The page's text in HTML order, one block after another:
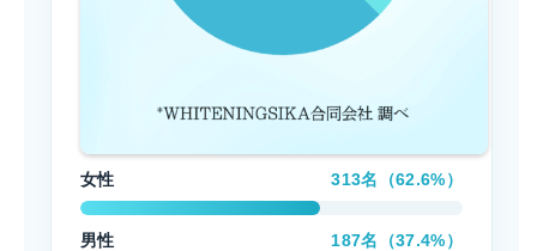
女性 313名（62.6%）
男性 187名（37.4%）